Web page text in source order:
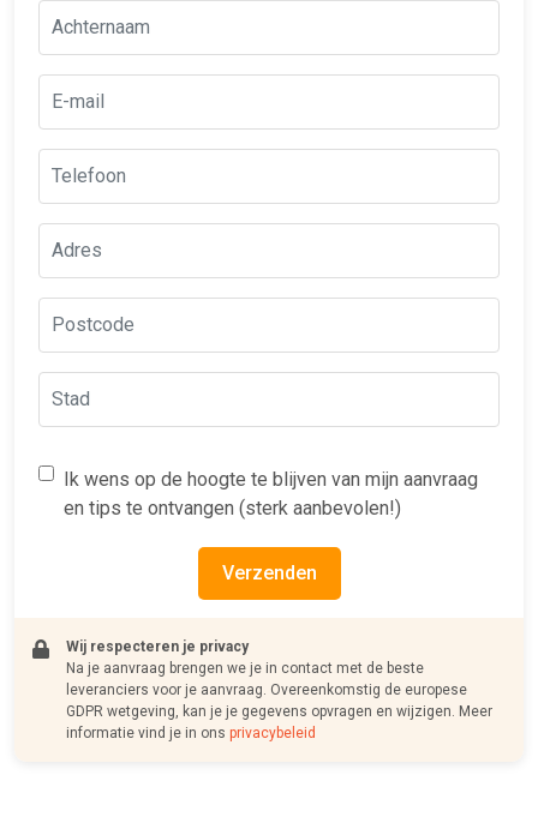
Ik wens op de hoogte te blijven van mijn aanvraag
en tips te ontvangen (sterk aanbevolen!)
Verzenden
Wij respecteren je privacy
Na je aanvraag brengen we je in contact met de beste
leveranciers voor je aanvraag. Overeenkomstig de europese
GDPR wetgeving, kan je je gegevens opvragen en wijzigen. Meer
informatie vind je in ons privacybeleid